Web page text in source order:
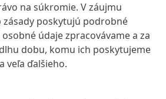
na súkromie. V záujmu
poskytujú podrobné
údaje zpracovávame a za
dobu, komu ich poskytujeme
veľa ďalšieho.